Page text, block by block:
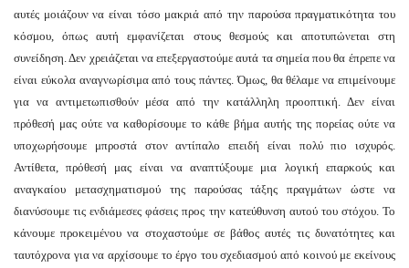
αυτές μοιάζουν να είναι τόσο μακριά από την παρούσα πραγματικότητα του
κόσμου, όπως αυτή εμφανίζεται στους θεσμούς και αποτυπώνεται στη
συνείδηση. Δεν χρειάζεται να επεξεργαστούμε αυτά τα σημεία που θα έπρεπε να
είναι εύκολα αναγνωρίσιμα από τους πάντες. Όμως, θα θέλαμε να επιμείνουμε
για να αντιμετωπισθούν μέσα από την κατάλληλη προοπτική. Δεν είναι
πρόθεσή μας ούτε να καθορίσουμε το κάθε βήμα αυτής της πορείας ούτε να
υποχωρήσουμε μπροστά στον αντίπαλο επειδή είναι πολύ πιο ισχυρός.
Αντίθετα, πρόθεσή μας είναι να αναπτύξουμε μια λογική επαρκούς και
αναγκαίου μετασχηματισμού της παρούσας τάξης πραγμάτων ώστε να
διανύσουμε τις ενδιάμεσες φάσεις προς την κατεύθυνση αυτού του στόχου. Το
κάνουμε προκειμένου να στοχαστούμε σε βάθος αυτές τις δυνατότητες και
ταυτόχρονα για να αρχίσουμε το έργο του σχεδιασμού από κοινού με εκείνους